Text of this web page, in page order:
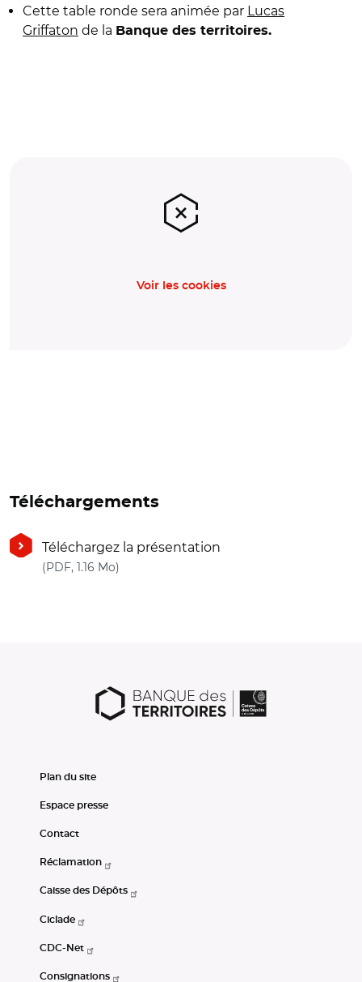
Cette table ronde sera animée par Lucas
Griffaton de la Banque des territoires.
Voir les cookies
Téléchargements
Téléchargez la présentation
(PDF, 1.16 Mo)
Plan du site
Espace presse
Contact
Réclamation
Caisse des Dépôts
Ciclade
CDC-Net
Consignations